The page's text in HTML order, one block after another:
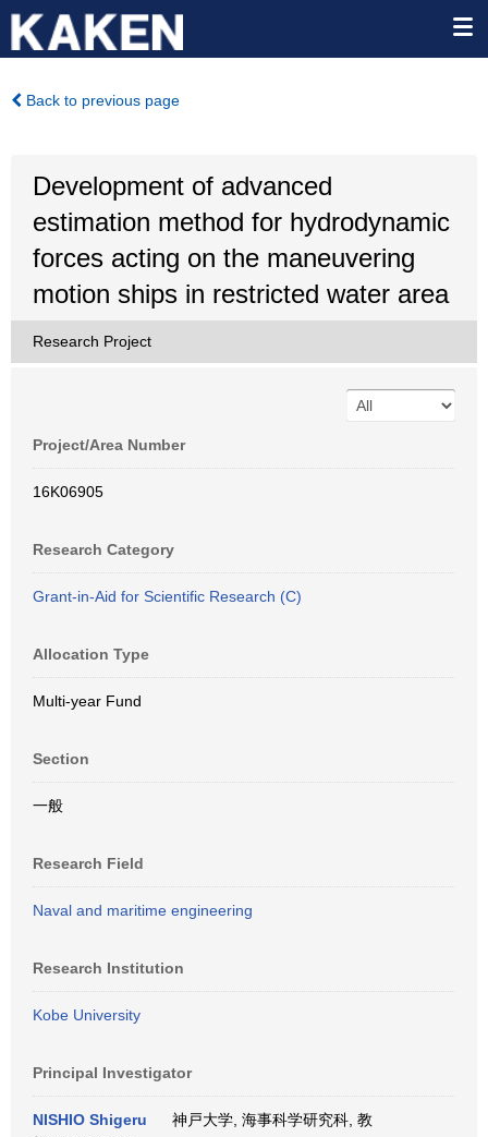
Back to previous page
Development of advanced
estimation method for hydrodynamic
forces acting on the maneuvering
motion ships in restricted water area
Research Project
Project/Area Number
16K06905
Research Category
Grant-in-Aid for Scientific Research (C)
Allocation Type
Multi-year Fund
Section
一般
Research Field
Naval and maritime engineering
Research Institution
Kobe University
Principal Investigator
NISHIO Shigeru
神戸大学, 海事科学研究科, 教